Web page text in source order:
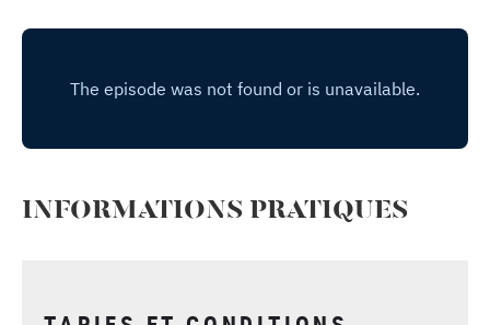
INFORMATIONS PRATIQUES